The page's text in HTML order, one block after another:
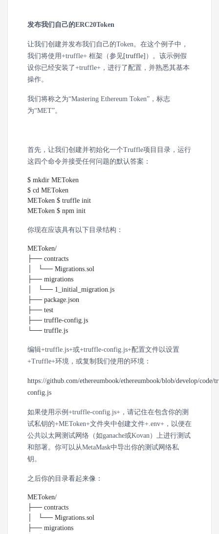
发布我们自己的ERC20Token
让我们创建并发布我们自己的Token。在这个例子中，
我们将使用+truffle+ 框架（参见[truffle] ）。该示例假
设你已经安装了+truffle+，进行了配置，并熟悉其基本
操作。
我们将称之为“Mastering Ethereum Token”，标志
为“MET”。
首先，让我们创建并初始化一个Truffle项目目录，运行
这四个命令并接受任何问题的默认答案：
$ mkdir METoken
$ cd METoken
METoken $ truffle init
METoken $ npm init
你现在应该具有以下目录结构：
METoken/
├── contracts
│   └── Migrations.sol
├── migrations
│   └── 1_initial_migration.js
├── package.json
├── test
├── truffle-config.js
└── truffle.js
编辑+truffle.js+或+truffle-config.js+配置文件以设置
+Truffle+环境，或复制我们使用的环境：
https://github.com/ethereumbook/ethereumbook/blob/develop/
config.js
如果使用示例+truffle-config.js+，请记住在包含你的测
试私钥的+METoken+文件夹中创建文件+.env+，以便在
公共以太网测试网络（如ganache或Kovan）上进行测试
和部署。你可以从MetaMask中导出你的测试网络私
钥。
之后你的目录看起来像：
METoken/
├── contracts
│   └── Migrations.sol
├── migrations